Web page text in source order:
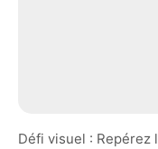
Défi visuel : Repérez